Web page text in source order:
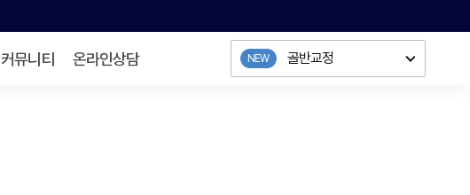
커뮤니티 온라인상담 다이어트